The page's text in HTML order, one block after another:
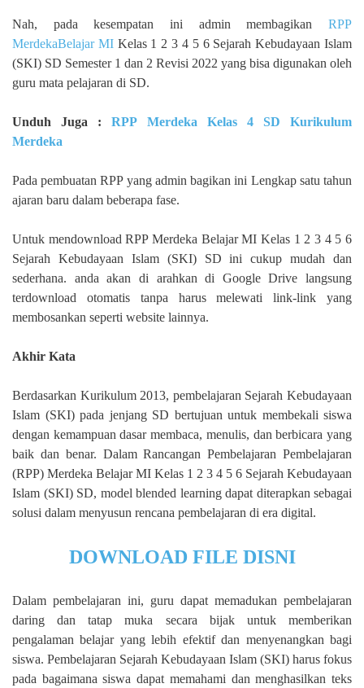
Nah, pada kesempatan ini admin membagikan RPP
MerdekaBelajar MIKelas 1 2 3 4 5 6 Sejarah Kebudayaan Islam
(SKI) SD Semester 1 dan 2 Revisi 2022 yang bisa digunakan oleh
guru mata pelajaran di SD.
Unduh Juga :RPP Merdeka Kelas 4 SD Kurikulum
Merdeka
Pada pembuatan RPP yang admin bagikan ini Lengkap satu tahun
ajaran baru dalam beberapa fase.
Untuk mendownload RPP Merdeka Belajar MI Kelas 1 2 3 4 5 6
Sejarah Kebudayaan Islam (SKI) SD ini cukup mudah dan
sederhana. anda akan di arahkan di Google Drive langsung
terdownload otomatis tanpa harus melewati link-link yang
membosankan seperti website lainnya.
Akhir Kata
Berdasarkan Kurikulum 2013, pembelajaran Sejarah Kebudayaan
Islam (SKI) pada jenjang SD bertujuan untuk membekali siswa
dengan kemampuan dasar membaca, menulis, dan berbicara yang
baik dan benar. Dalam Rancangan Pembelajaran Pembelajaran
(RPP) Merdeka Belajar MI Kelas 1 2 3 4 5 6 Sejarah Kebudayaan
Islam (SKI) SD, model blended learning dapat diterapkan sebagai
solusi dalam menyusun rencana pembelajaran di era digital.
DOWNLOAD FILE DISNI
Dalam pembelajaran ini, guru dapat memadukan pembelajaran
daring dan tatap muka secara bijak untuk memberikan
pengalaman belajar yang lebih efektif dan menyenangkan bagi
siswa. Pembelajaran Sejarah Kebudayaan Islam (SKI) harus fokus
pada bagaimana siswa dapat memahami dan menghasilkan teks